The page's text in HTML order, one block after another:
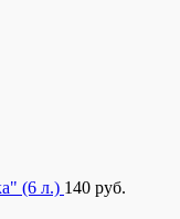
(6 л.) 140 руб.